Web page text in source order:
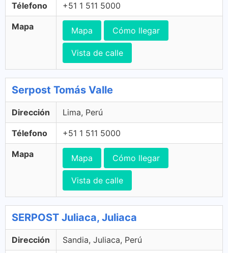
Télefono +51 1 511 5000
Mapa Mapa Cómo llegar
Vista de calle
Serpost Tomás Valle
Dirección Lima, Perú
Télefono +51 1 511 5000
Mapa Mapa Cómo llegar
Vista de calle
SERPOST Juliaca, Juliaca
Dirección Sandia, Juliaca, Perú